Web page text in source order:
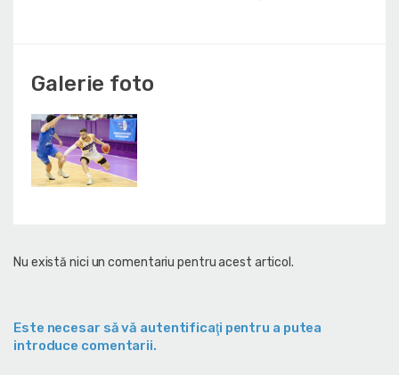
Galerie foto
Nu există nici un comentariu pentru acest articol.
Este necesar să vă autentificaţi pentru a putea
introduce comentarii.